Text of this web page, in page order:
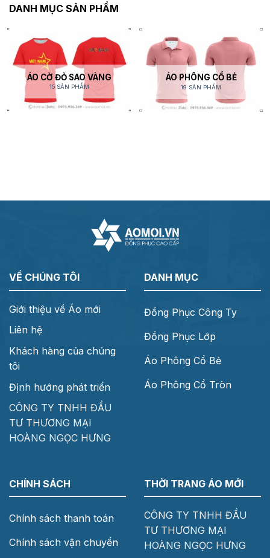
DANH MỤC SẢN PHẨM
ÁO CỜ ĐỎ SAO VÀNG
15 SẢN PHẨM
ÁO PHÔNG CỔ BẺ
19 SẢN PHẨM
VỀ CHÚNG TÔI
Giới thiệu về Áo mới
Liên hệ
Khách hàng của chúng
tôi
Định hướng phát triển
CÔNG TY TNHH ĐẦU
TƯ THƯƠNG MẠI
HOÀNG NGỌC HƯNG
DANH MỤC
Đồng Phục Công Ty
Đồng Phục Lớp
Áo Phông Cổ Bẻ
Áo Phông Cổ Tròn
CHÍNH SÁCH
Chính sách thanh toán
Chính sách vận chuyển
THỜI TRANG ÁO MỚI
CÔNG TY TNHH ĐẦU
TƯ THƯƠNG MẠI
HOÀNG NGỌC HƯNG